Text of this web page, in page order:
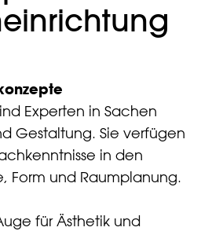
Experten in Sachen
Gestaltung. Sie verfügen
in den
Form und Raumplanung.
für Ästhetik und